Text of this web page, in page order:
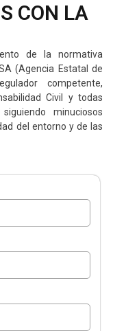
CON LA
de la normativa
(Agencia Estatal de
competente,
Civil y todas
minuciosos
del entorno y de las